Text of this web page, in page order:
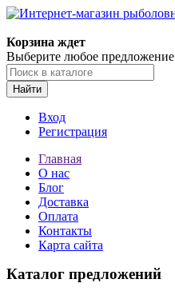
Корзина ждет
Выберите любое предложение
Найти
Вход
Регистрация
Главная
О нас
Блог
Доставка
Оплата
Контакты
Карта сайта
Каталог предложений